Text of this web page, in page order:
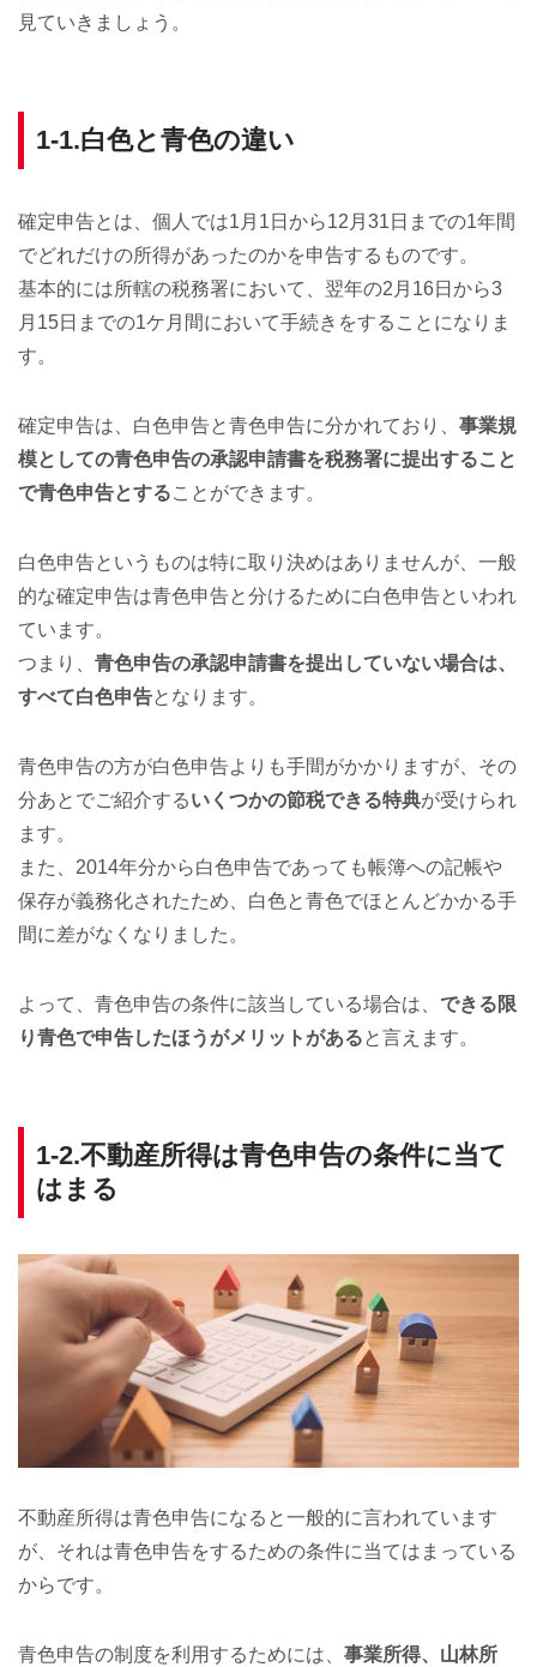
見ていきましょう。
1-1.白色と青色の違い
確定申告とは、個人では1月1日から12月31日までの1年間
でどれだけの所得があったのかを申告するものです。
基本的には所轄の税務署において、翌年の2月16日から3
月15日までの1ケ月間において手続きをすることになりま
す。
確定申告は、白色申告と青色申告に分かれており、 事業規
模としての青色申告の承認申請書を税務署に提出すること
で青色申告とすることができます。
白色申告というものは特に取り決めはありませんが、一般
的な確定申告は青色申告と分けるために白色申告といわれ
ています。
つまり、 青色申告の承認申請書を提出していない場合は、
すべて白色申告となります。
青色申告の方が白色申告よりも手間がかかりますが、その
分あとでご紹介するいくつかの節税できる特典が受けられ
ます。
また、2014年分から白色申告であっても帳簿への記帳や
保存が義務化されたため、白色と青色でほとんどかかる手
間に差がなくなりました。
よって、青色申告の条件に該当している場合は、 できる限
り青色で申告したほうがメリットがあると言えます。
1-2.不動産所得は青色申告の条件に当て
はまる
不動産所得は青色申告になると一般的に言われています
が、それは青色申告をするための条件に当てはまっている
からです。
青色申告の制度を利用するためには、 事業所得、山林所